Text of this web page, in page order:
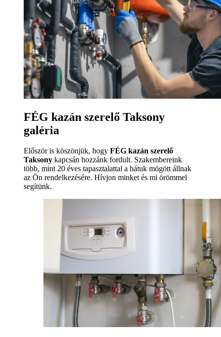
FÉG kazán szerelő Taksony
galéria
Először is köszönjük, hogy FÉG kazán szerelő
Taksony kapcsán hozzánk fordult. Szakembereink
több, mint 20 éves tapasztalattal a hátuk mögött állnak
az Ön rendelkezésére. Hívjon minket és mi örömmel
segítünk.